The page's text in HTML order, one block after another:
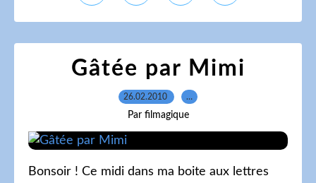
Gâtée par Mimi
26.02.2010 …
Par filmagique
Bonsoir ! Ce midi dans ma boite aux lettres